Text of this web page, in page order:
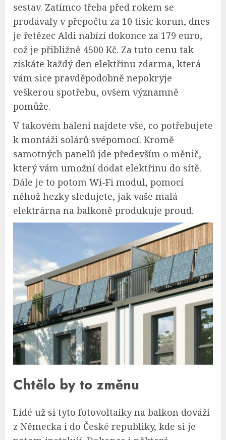
sestav. Zatímco třeba před rokem se
prodávaly v přepočtu za 10 tisíc korun, dnes
je řetězec Aldi nabízí dokonce za 179 euro,
což je přibližně 4500 Kč. Za tuto cenu tak
získáte každý den elektřinu zdarma, která
vám sice pravděpodobně nepokryje
veškerou spotřebu, ovšem významně
pomůže.
V takovém balení najdete vše, co potřebujete
k montáži solárů svépomocí. Kromě
samotných panelů jde především o měnič,
který vám umožní dodat elektřinu do sítě.
Dále je to potom Wi-Fi modul, pomocí
něhož hezky sledujete, jak vaše malá
elektrárna na balkoně produkuje proud.
Chtělo by to změnu
Lidé už si tyto fotovoltaiky na balkon dováží
z Německa i do České republiky, kde si je